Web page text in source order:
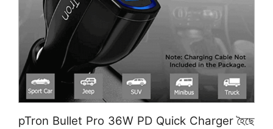
pTron Bullet Pro 36W PD Quick Charger হৈছে